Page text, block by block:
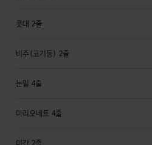
콧대 2줄
비주(코기둥) 2줄
눈밑 4줄
마리오네트 4줄
미간 2줄